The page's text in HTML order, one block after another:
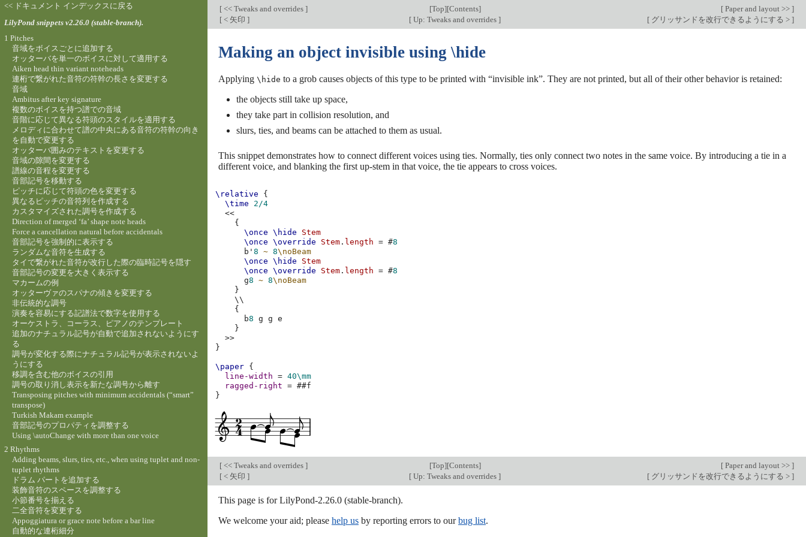
[ << Tweaks and overrides ] [Top][Contents] [ Paper and layout >> ]
[ < 矢印 ] [ Up: Tweaks and overrides ] [ グリッサンドを改行できるようにする > ]
Making an object invisible using \hide
Applying \hide to a grob causes objects of this type to be printed with “invisible ink”. They are not printed, but all of their other behavior is retained:
the objects still take up space,
they take part in collision resolution, and
slurs, ties, and beams can be attached to them as usual.
This snippet demonstrates how to connect different voices using ties. Normally, ties only connect two notes in the same voice. By introducing a tie in a
different voice, and blanking the first up-stem in that voice, the tie appears to cross voices.
\relative
{
\time
2/4
<<
{
\once
\hide
Stem
\once
\override Stem . length = #8
b'8 ~ 8\noBeam
\once
\hide
Stem
\once
\override Stem . length = #8
g8 ~ 8\noBeam
}
\\
{
b8 g g
e
}
>>
}
\paper {
line-width
= 40\mm
ragged-right
= ##f
}
[ << Tweaks and overrides ] [Top][Contents] [ Paper and layout >> ]
[ < 矢印 ] [ Up: Tweaks and overrides ] [ グリッサンドを改行できるようにする > ]
This page is for LilyPond-2.26.0 (stable-branch).
We welcome your aid; please help us by reporting errors to ourbug list.
<< ドキュメント インデックスに戻る
LilyPond snippets v2.26.0 (stable-branch).
1 Pitches
音域をボイスごとに追加する
オッターバを単一のボイスに対して適用する
Aiken head thin variant noteheads
連桁で繋がれた音符の符幹の長さを変更する
音域
Ambitus after key signature
複数のボイスを持つ譜での音域
音階に応じて異なる符頭のスタイルを適用する
メロディに合わせて譜の中央にある音符の符幹の向き
を自動で変更する
オッターバ囲みのテキストを変更する
音域の隙間を変更する
譜線の音程を変更する
音部記号を移動する
ピッチに応じて符頭の色を変更する
異なるピッチの音符列を作成する
カスタマイズされた調号を作成する
Direction of merged ‘fa’ shape note heads
Force a cancellation natural before accidentals
音部記号を強制的に表示する
ランダムな音符を生成する
タイで繋がれた音符が改行した際の臨時記号を隠す
音部記号の変更を大きく表示する
マカームの例
オッターヴァのスパナの傾きを変更する
非伝統的な調号
演奏を容易にする記譜法で数字を使用する
オーケストラ、コーラス、ピアノのテンプレート
追加のナチュラル記号が自動で追加されないようにす
る
調号が変化する際にナチュラル記号が表示されないよ
うにする
移調を含む他のボイスの引用
調号の取り消し表示を新たな調号から離す
Transposing pitches with minimum accidentals (“smart”
transpose)
Turkish Makam example
音部記号のプロパティを調整する
Using \autoChange with more than one voice
2 Rhythms
Adding beams, slurs, ties, etc., when using tuplet and non-
tuplet rhythms
ドラム パートを追加する
装飾音符のスペースを調整する
小節番号を揃える
二全音符を変更する
Appoggiatura or grace note before a bar line
自動的な連桁細分